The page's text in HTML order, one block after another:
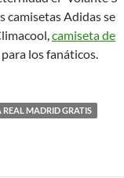
camisetas Adidas se
camiseta de
los fanáticos.
MADRID GRATIS